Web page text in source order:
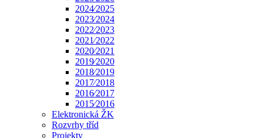
2024⁄2025
2023⁄2024
2022⁄2023
2021⁄2022
2020⁄2021
2019⁄2020
2018⁄2019
2017⁄2018
2016⁄2017
2015⁄2016
Elektronická ŽK
Rozvrhy tříd
Projekty